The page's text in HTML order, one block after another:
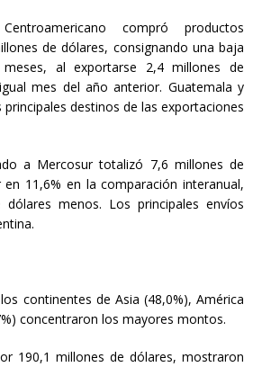
compró productos
de dólares, consignando una baja
al exportarse 2,4 millones de
mes del año anterior. Guatemala y
destinos de las exportaciones
a Mercosur totalizó 7,6 millones de
11,6% en la comparación interanual,
menos. Los principales envíos
continentes de Asia (48,0%), América
concentraron los mayores montos.
190,1 millones de dólares, mostraron